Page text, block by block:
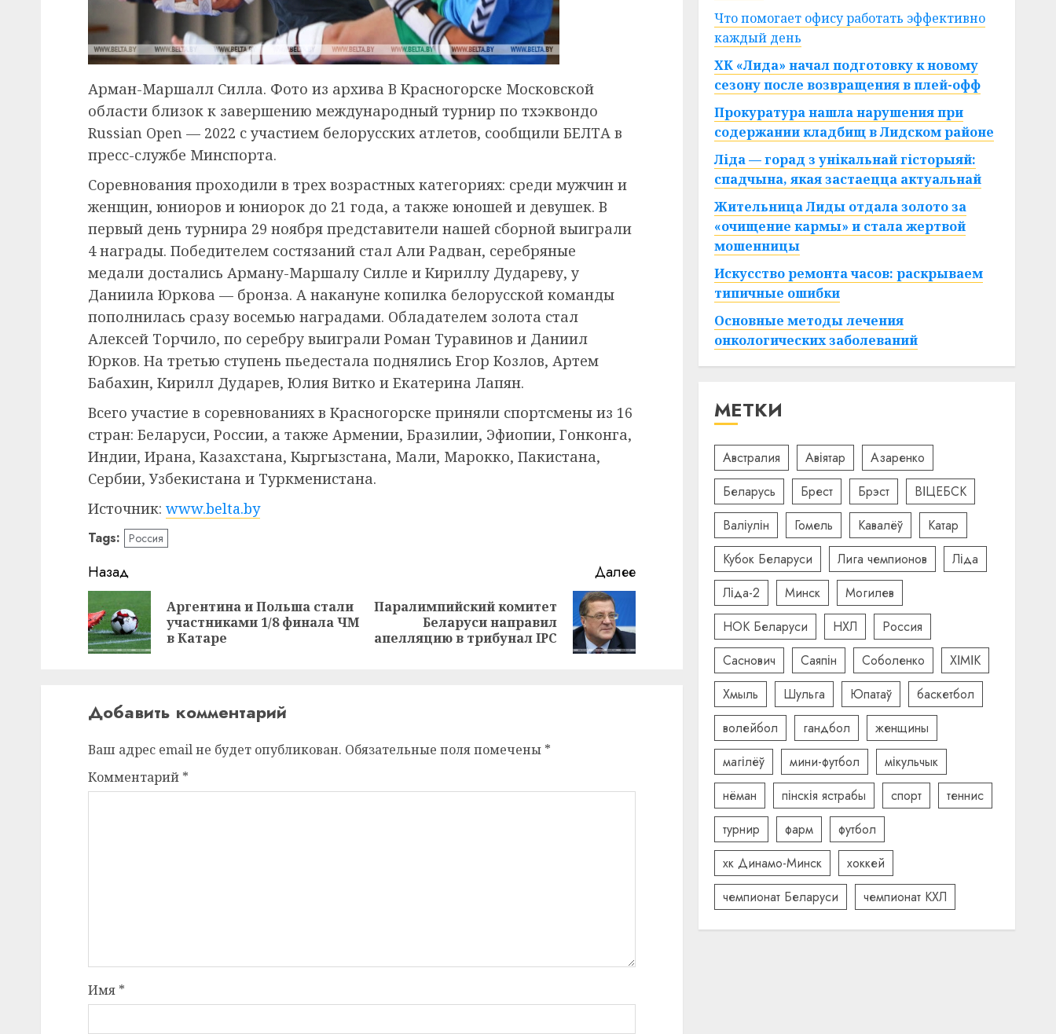
Арман-Маршалл Силла. Фото из архива В Красногорске Московской
области близок к завершению международный турнир по тхэквондо
Russian Open — 2022 с участием белорусских атлетов, сообщили БЕЛТА в
пресс-службе Минспорта.
Соревнования проходили в трех возрастных категориях: среди мужчин и
женщин, юниоров и юниорок до 21 года, а также юношей и девушек. В
первый день турнира 29 ноября представители нашей сборной выиграли
4 награды. Победителем состязаний стал Али Радван, серебряные
медали достались Арману-Маршалу Силле и Кириллу Дудареву, у
Даниила Юркова — бронза. А накануне копилка белорусской команды
пополнилась сразу восемью наградами. Обладателем золота стал
Алексей Торчило, по серебру выиграли Роман Туравинов и Даниил
Юрков. На третью ступень пьедестала поднялись Егор Козлов, Артем
Бабахин, Кирилл Дударев, Юлия Витко и Екатерина Лапян.
Всего участие в соревнованиях в Красногорске приняли спортсмены из 16
стран: Беларуси, России, а также Армении, Бразилии, Эфиопии, Гонконга,
Индии, Ирана, Казахстана, Кыргызстана, Мали, Марокко, Пакистана,
Сербии, Узбекистана и Туркменистана.
Источник: www.belta.by
Tags: Россия
Навигация
записи
Назад
Предыдущая
запись:
Аргентина и Польша стали
участниками 1/8 финала ЧМ
в Катаре
Далее
Следующая
запись:
Паралимпийский комитет
Беларуси направил
апелляцию в трибунал IРC
Добавить комментарий
Ваш адрес email не будет опубликован. Обязательные поля помечены *
Комментарий *
Имя *
Что помогает офису работать эффективно
каждый день
ХК «Лида» начал подготовку к новому
сезону после возвращения в плей-офф
Прокуратура нашла нарушения при
содержании кладбищ в Лидском районе
Ліда — горад з унікальнай гісторыяй:
спадчына, якая застаецца актуальнай
Жительница Лиды отдала золото за
«очищение кармы» и стала жертвой
мошенницы
Искусство ремонта часов: раскрываем
типичные ошибки
Основные методы лечения
онкологических заболеваний
МЕТКИ
Австралия Авіятар
Азаренко
Беларусь
Брест Брэст
ВІЦЕБСК
Валіулін
Гомель Кавалёў
Катар
Кубок Беларуси
Лига чемпионов
Ліда
Ліда-2
Минск
Могилев
НОК Беларуси
НХЛ
Россия
Саснович
Саяпін Соболенко
ХІМІК
Хмыль
Шульга Юпатаў
баскетбол
волейбол
гандбол
женщины
магілёў
мини-футбол
мікульчык
нёман
пінскія ястрабы спорт
теннис
турнир
фарм
футбол
хк Динамо-Минск
хоккей
чемпионат Беларуси
чемпионат КХЛ